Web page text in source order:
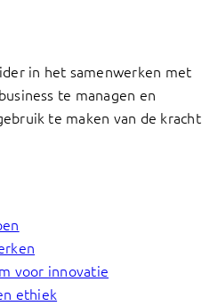
in het samenwerken met
te managen en
te maken van de kracht
voor innovatie
ethiek